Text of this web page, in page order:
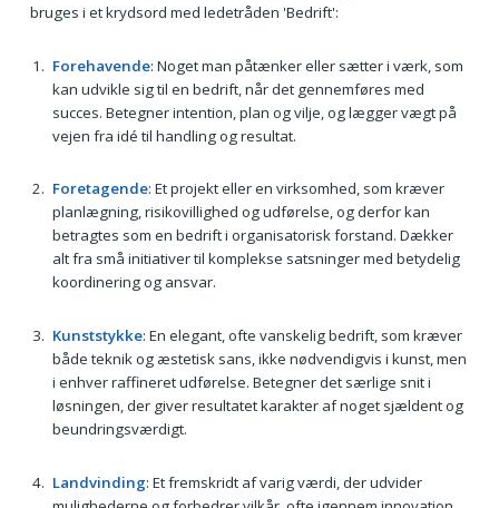
bruges i et krydsord med ledetråden 'Bedrift':
Forehavende: Noget man påtænker eller sætter i værk, som
kan udvikle sig til en bedrift, når det gennemføres med
succes. Betegner intention, plan og vilje, og lægger vægt på
vejen fra idé til handling og resultat.
Foretagende: Et projekt eller en virksomhed, som kræver
planlægning, risikovillighed og udførelse, og derfor kan
betragtes som en bedrift i organisatorisk forstand. Dækker
alt fra små initiativer til komplekse satsninger med betydelig
koordinering og ansvar.
Kunststykke: En elegant, ofte vanskelig bedrift, som kræver
både teknik og æstetisk sans, ikke nødvendigvis i kunst, men
i enhver raffineret udførelse. Betegner det særlige snit i
løsningen, der giver resultatet karakter af noget sjældent og
beundringsværdigt.
Landvinding: Et fremskridt af varig værdi, der udvider